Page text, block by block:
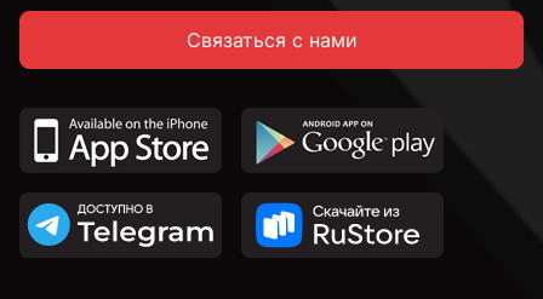
к.п. 8,8
к.п. 10,9
Связаться с нами